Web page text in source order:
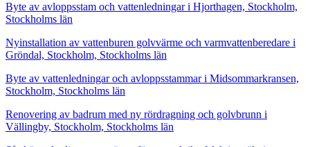
Byte av avloppsstam och vattenledningar i Hjorthagen, Stockholm,
Stockholms län
Nyinstallation av vattenburen golvvärme och varmvattenberedare i
Gröndal, Stockholm, Stockholms län
Byte av vattenledningar och avloppsstammar i Midsommarkransen,
Stockholm, Stockholms län
Renovering av badrum med ny rördragning och golvbrunn i
Vällingby, Stockholm, Stockholms län